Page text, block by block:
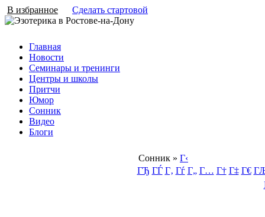
В избранное Сделать стартовой
Главная
Новости
Семинары и тренинги
Центры и школы
Притчи
Юмор
Сонник
Видео
Блоги
Сонник » Г‹
ГЂ ГЃ Г‚ Гѓ Г„ Г… Г† Г‡ Г€